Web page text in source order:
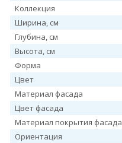
Коллекция
Ширина, см
Глубина, см
Высота, см
Форма
Цвет
Материал фасада
Цвет фасада
Материал покрытия фасада
Ориентация